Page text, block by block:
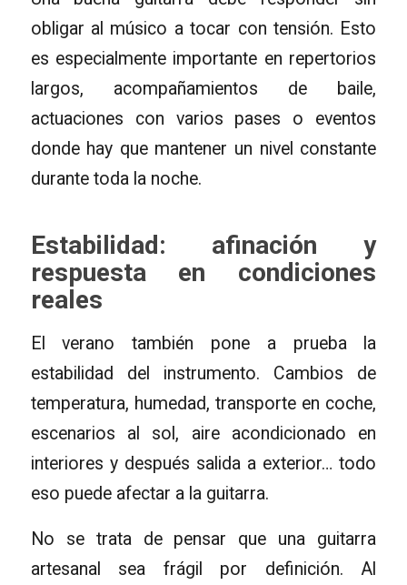
obligar al músico a tocar con tensión. Esto
es especialmente importante en repertorios
largos, acompañamientos de baile,
actuaciones con varios pases o eventos
donde hay que mantener un nivel constante
durante toda la noche.
Estabilidad: afinación y
respuesta en condiciones
reales
El verano también pone a prueba la
estabilidad del instrumento. Cambios de
temperatura, humedad, transporte en coche,
escenarios al sol, aire acondicionado en
interiores y después salida a exterior… todo
eso puede afectar a la guitarra.
No se trata de pensar que una guitarra
artesanal sea frágil por definición. Al